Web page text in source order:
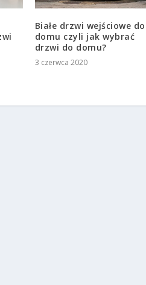
Białe drzwi wejściowe do
domu czyli jak wybrać
drzwi do domu?
3 czerwca 2020